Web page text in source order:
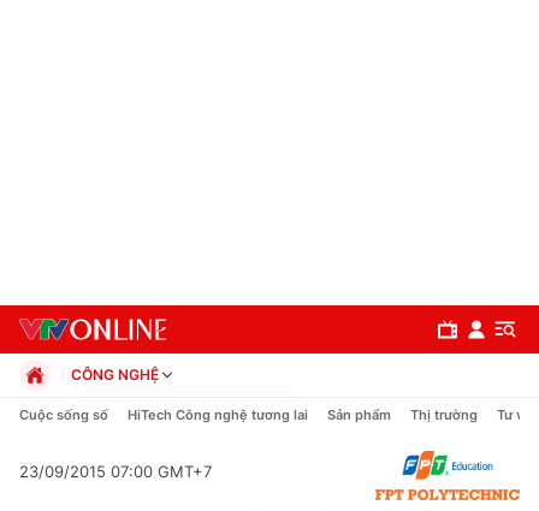
CÔNG NGHỆ
Chính trị
Pháp luật
Cuộc sống số HiTech Công nghệ tương lai Sản phẩm Thị trường Tư vấn
23/09/2015 07:00 GMT+7